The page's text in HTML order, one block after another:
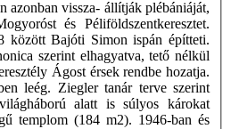
azonban vissza- állítják plébániáját,
és Péliföldszentkeresztet.
között Bajóti Simon ispán építteti.
szerint elhagyatva, tető nélkül
Ágost érsek rendbe hozatja.
leég. Ziegler tanár terve szerint
alatt is súlyos károkat
templom (184 m2). 1946-ban és